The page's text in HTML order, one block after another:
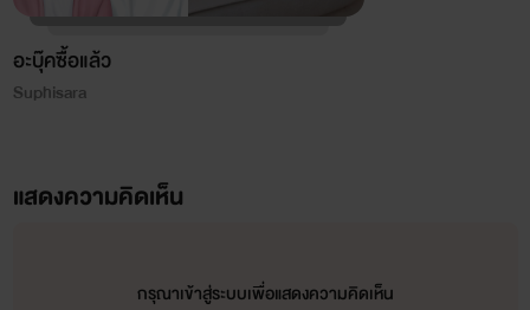
อะบุ๊คซื้อแล้ว
Suphisara
แสดงความคิดเห็น
กรุณาเข้าสู่ระบบเพื่อแสดงความคิดเห็น